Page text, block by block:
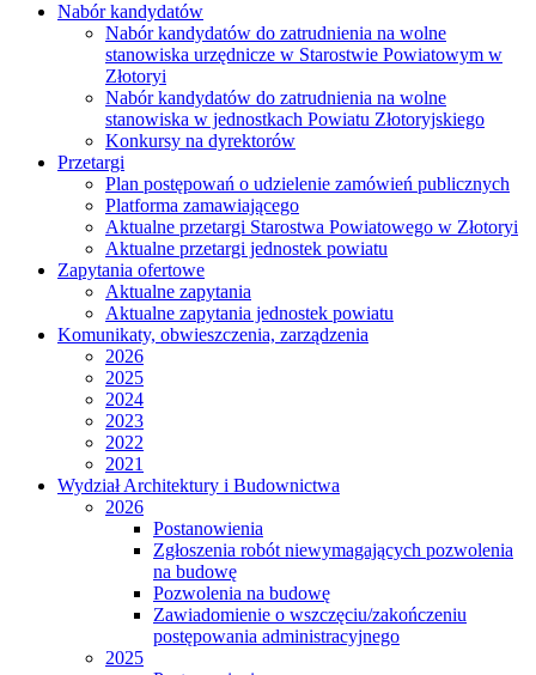
Nabór kandydatów
Nabór kandydatów do zatrudnienia na wolne
stanowiska urzędnicze w Starostwie Powiatowym w
Złotoryi
Nabór kandydatów do zatrudnienia na wolne
stanowiska w jednostkach Powiatu Złotoryjskiego
Konkursy na dyrektorów
Przetargi
Plan postępowań o udzielenie zamówień publicznych
Platforma zamawiającego
Aktualne przetargi Starostwa Powiatowego w Złotoryi
Aktualne przetargi jednostek powiatu
Zapytania ofertowe
Aktualne zapytania
Aktualne zapytania jednostek powiatu
Komunikaty, obwieszczenia, zarządzenia
2026
2025
2024
2023
2022
2021
Wydział Architektury i Budownictwa
2026
Postanowienia
Zgłoszenia robót niewymagających pozwolenia
na budowę
Pozwolenia na budowę
Zawiadomienie o wszczęciu/zakończeniu
postępowania administracyjnego
2025